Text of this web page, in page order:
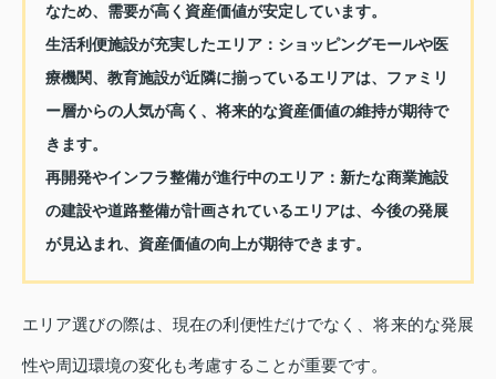
なため、需要が高く資産価値が安定しています。
生活利便施設が充実したエリア： ショッピングモールや医
療機関、教育施設が近隣に揃っているエリアは、ファミリ
ー層からの人気が高く、将来的な資産価値の維持が期待で
きます。
再開発やインフラ整備が進行中のエリア： 新たな商業施設
の建設や道路整備が計画されているエリアは、今後の発展
が見込まれ、資産価値の向上が期待できます。
エリア選びの際は、現在の利便性だけでなく、将来的な発展
性や周辺環境の変化も考慮することが重要です。